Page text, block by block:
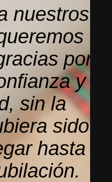
nuestros
por
y
sin la
sido
hasta